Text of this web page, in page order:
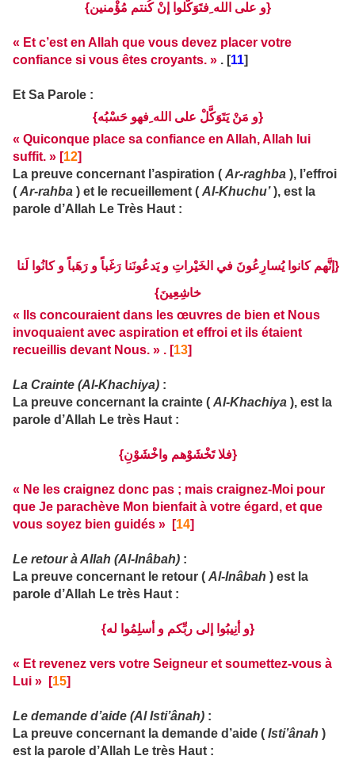
{و على الله ِفتَوَكَّلوا إنْ كُنتم مُؤْمنين}
« Et c’est en Allah que vous devez placer votre
confiance si vous êtes croyants. » . [11]
Et Sa Parole :
{و مَنْ يَتَوَكَّلْ على الله ِفهو حَسْبُه}
« Quiconque place sa confiance en Allah, Allah lui
suffit. » [12]
La preuve concernant l’aspiration ( Ar-raghba ), l’effroi
( Ar-rahba ) et le recueillement ( Al-Khuchu’), est la
parole d’Allah Le Très Haut :
{إنَّهم كانوا يُسارِعُونَ في الخَيْراتِ و يَدعُونَنا رَغَباً و رَهَباً و كانُوا لَنا
خاشِعِينَ}
« Ils concouraient dans les œuvres de bien et Nous
invoquaient avec aspiration et effroi et ils étaient
recueillis devant Nous. » . [13]
La Crainte (Al-Khachiya) :
La preuve concernant la crainte ( Al-Khachiya ), est la
parole d’Allah Le très Haut :
{فلا تَخْشَوْهم واخْشَوْنِ}
« Ne les craignez donc pas ; mais craignez-Moi pour
que Je parachève Mon bienfait à votre égard, et que
vous soyez bien guidés » [14]
Le retour à Allah (Al-Inâbah) :
La preuve concernant le retour ( Al-Inâbah ) est la
parole d’Allah Le très Haut :
{و أنِيبُوا إلى ربِّكم و أسلِمُوا له}
« Et revenez vers votre Seigneur et soumettez-vous à
Lui » [15]
Le demande d’aide (Al Isti’ânah) :
La preuve concernant la demande d’aide ( Isti’ânah )
est la parole d’Allah Le très Haut :